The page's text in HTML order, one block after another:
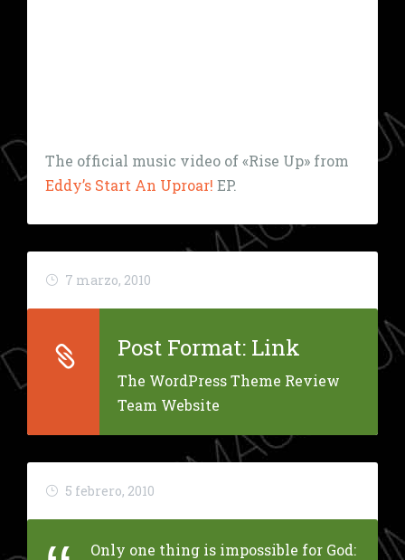
The official music video of «Rise Up» from
Eddy’s Start An Uproar! EP.
7 marzo, 2010
Post Format: Link
The WordPress Theme Review
Team Website
5 febrero, 2010
Only one thing is impossible for God: